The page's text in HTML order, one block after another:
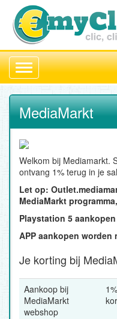
Toggle
navigation
MediaMarkt
Welkom bij Mediamarkt.
ontvang 1% terug in je
Let op:
MediaMarkt
Playstation 5
APP aankopen worden
Je korting bij
Aankoop bij
MediaMarkt
webshop
1%